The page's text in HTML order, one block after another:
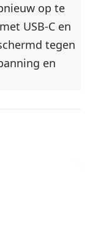
op te
USB-C en
tegen
en